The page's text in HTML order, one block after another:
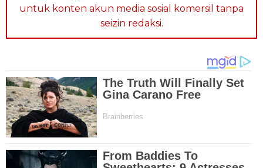
untuk konten akun media sosial komersil tanpa
seizin redaksi.